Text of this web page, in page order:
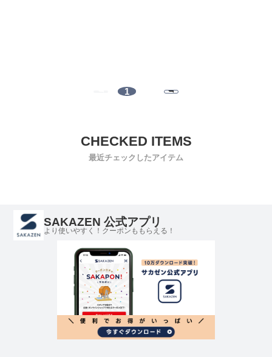
1
最近チェックしたアイテム
SAKAZEN 公式アプリ
より使いやすく！クーポンももらえる！